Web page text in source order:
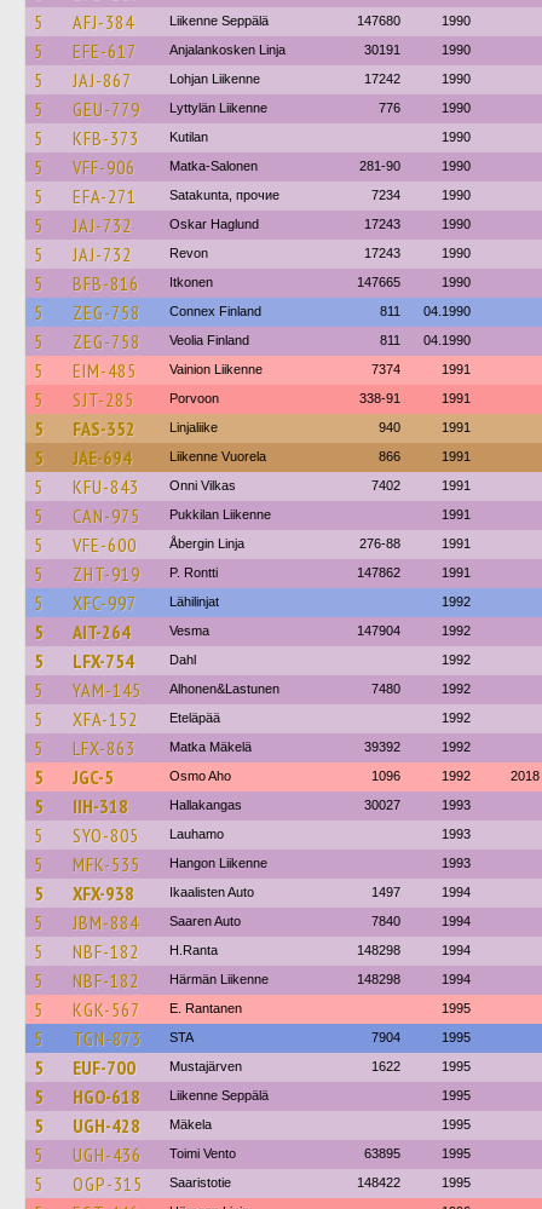
5
AFJ-384 Liikenne Seppälä 147680 1990
5 EFE-617 Anjalankosken Linja 30191 1990
5 JAJ-867 Lohjan Liikenne 17242 1990
5 GEU-779 Lyttylän Liikenne 776 1990
5 KFB-373 Kutilan 1990
5 VFF-906 Matka-Salonen 281-90 1990
5 EFA-271 Satakunta, прочие 7234 1990
5 JAJ-732 Oskar Haglund 17243 1990
5 JAJ-732 Revon 17243 1990
5 BFB-816 Itkonen 147665 1990
5 ZEG-758 Connex Finland 811 04.1990
5 ZEG-758 Veolia Finland 811 04.1990
5 EIM-485 Vainion Liikenne 7374 1991
5 SJT-285 Porvoon 338-91 1991
5 FAS-352 Linjaliike 940 1991
5 JAE-694 Liikenne Vuorela 866 1991
5 KFU-843 Onni Vilkas 7402 1991
5 CAN-975 Pukkilan Liikenne 1991
5 VFE-600 Åbergin Linja 276-88 1991
5 ZHT-919 P. Rontti 147862 1991
5 XFC-997 Lähilinjat 1992
5 AIT-264 Vesma 147904 1992
5 LFX-754 Dahl 1992
5 YAM-145 Alhonen&Lastunen 7480 1992
5 XFA-152 Eteläpää 1992
5 LFX-863 Matka Mäkelä 39392 1992
5 JGC-5 Osmo Aho 1096 1992 2018
5 IIH-318 Hallakangas 30027 1993
5 SYO-805 Lauhamo 1993
5 MFK-535 Hangon Liikenne 1993
5 XFX-938 Ikaalisten Auto 1497 1994
5 JBM-884 Saaren Auto 7840 1994
5 NBF-182 H.Ranta 148298 1994
5 NBF-182 Härmän Liikenne 148298 1994
5 KGK-567 E. Rantanen 1995
5 TGN-873 STA 7904 1995
5 EUF-700 Mustajärven 1622 1995
5 HGO-618 Liikenne Seppälä 1995
5 UGH-428 Mäkela 1995
5 UGH-436 Toimi Vento 63895 1995
5 OGP-315 Saaristotie 148422 1995